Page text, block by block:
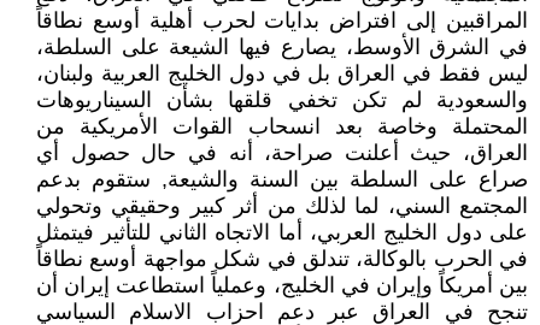
المراقبين إلى افتراض بدايات لحرب أهلية أوسع نطاقاً
في الشرق الأوسط، يصارع فيها الشيعة على السلطة،
ليس فقط في العراق بل في دول الخليج العربية ولبنان،
والسعودية لم تكن تخفي قلقها بشأن السيناريوهات
المحتملة وخاصة بعد انسحاب القوات الأمريكية من
العراق، حيث أعلنت صراحة، أنه في حال حصول أي
صراع على السلطة بين السنة والشيعة, ستقوم بدعم
المجتمع السني، لما لذلك من أثر كبير وحقيقي وتحولي
على دول الخليج العربي، أما الاتجاه الثاني للتأثير فيتمثل
في الحرب بالوكالة، تندلق في شكل مواجهة أوسع نطاقاً
بين أمريكاً وإيران في الخليج، وعملياً استطاعت إيران أن
تنجح في العراق عبر دعم احزاب الاسلام السياسي